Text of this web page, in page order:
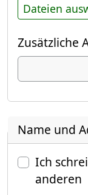
Dateien
Zusätzliche
Name und
Ich
anderen